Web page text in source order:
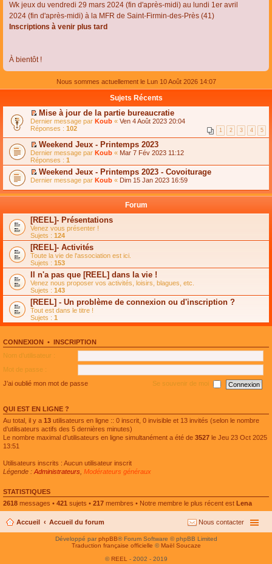
Wk jeux du vendredi 29 mars 2024 (fin d'après-midi) au lundi 1er avril
2024 (fin d'après-midi) à la MFR de Saint-Firmin-des-Près (41)
Inscriptions à venir plus tard
À bientôt !
Nous sommes actuellement le Lun 10 Août 2026 14:07
Sujets Récents
C
o
n
s
u
l
t
e
r
l
e
s
s
a
g
e
n
o
n
l
u
l
e
p
l
u
s
é
c
e
n
t
Mise à jour de la partie bureaucratie
Dernier message par Koub « Ven 4 Août 2023 20:04
Réponses : 102 1 2 3 4 5
C
o
n
s
u
t
l
e
m
e
s
s
a
g
e
n
o
n
l
u
l
e
l
u
s
é
e
Weekend Jeux - Printemps 2023
Dernier message par Koub « Mar 7 Fév 2023 11:12
Réponses : 1
C
n
l
t
e
r
l
e
m
e
s
s
a
g
e
n
o
n
u
l
e
l
s
e
n
t
Weekend Jeux - Printemps 2023 - Covoiturage
Dernier message par Koub « Dim 15 Jan 2023 16:59
Forum
[REEL]- Présentations
Venez vous présenter !
Sujets : 124
[REEL]- Activités
Toute la vie de l'association est ici.
Sujets : 153
Il n'a pas que [REEL] dans la vie !
Venez nous proposer vos activités, loisirs, blagues, etc.
Sujets : 143
[REEL] - Un problème de connexion ou d'inscription ?
Tout est dans le titre !
Sujets : 1
CONNEXION • INSCRIPTION
Nom d’utilisateur :
Mot de passe :
J’ai oublié mon mot de passe
Se souvenir de moi
QUI EST EN LIGNE ?
Au total, il y a 13 utilisateurs en ligne :: 0 inscrit, 0 invisible et 13 invités (selon le nombre
d’utilisateurs actifs des 5 dernières minutes)
Le nombre maximal d’utilisateurs en ligne simultanément a été de 3527 le Jeu 23 Oct 2025
13:51
Utilisateurs inscrits : Aucun utilisateur inscrit
Légende : Administrateurs Modérateurs généraux
STATISTIQUES
2618 messages • 421 sujets • 217 membres • Notre membre le plus récent est Lena
Accueil Accueil du forum Nous contacter
Développé parphpBB® Forum Software © phpBB Limited
Traduction française officielle © Maël Soucaze
© REEL - 2002 - 2019